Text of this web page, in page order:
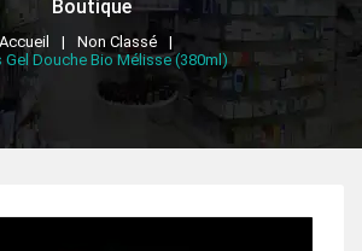
Boutique
Accueil
Non Classé
Gel Douche Bio Mélisse (380ml)